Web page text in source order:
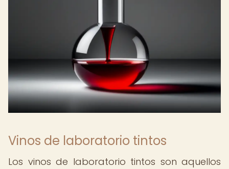
Vinos de laboratorio tintos
Los vinos de laboratorio tintos son aquellos